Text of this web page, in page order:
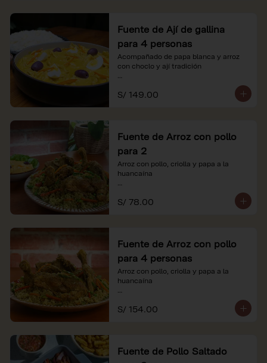
Fuente de Ají de gallina
para 4 personas
Acompañado de papa blanca y arroz
con choclo y ají tradición
*Nuestros precios están expresados en
soles e incluyen impuestos de ley y
S/ 149.00
Fuente de Arroz con pollo
para 2
Arroz con pollo, criolla y papa a la
huancaína
*Nuestros precios están expresados en
soles e incluyen impuestos de ley y
S/ 78.00
Fuente de Arroz con pollo
para 4 personas
Arroz con pollo, criolla y papa a la
huancaína
*Nuestros precios están expresados en
soles e incluyen impuestos de ley y
S/ 154.00
Fuente de Pollo Saltado